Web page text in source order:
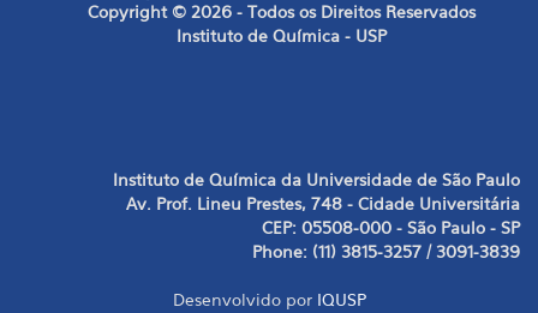
Copyright © 2026 - Todos os Direitos Reservados
Instituto de Química - USP
Instituto de Química da Universidade de São Paulo
Av. Prof. Lineu Prestes, 748 - Cidade Universitária
CEP: 05508-000 - São Paulo - SP
Phone: (11) 3815-3257 / 3091-3839
Desenvolvido por IQUSP